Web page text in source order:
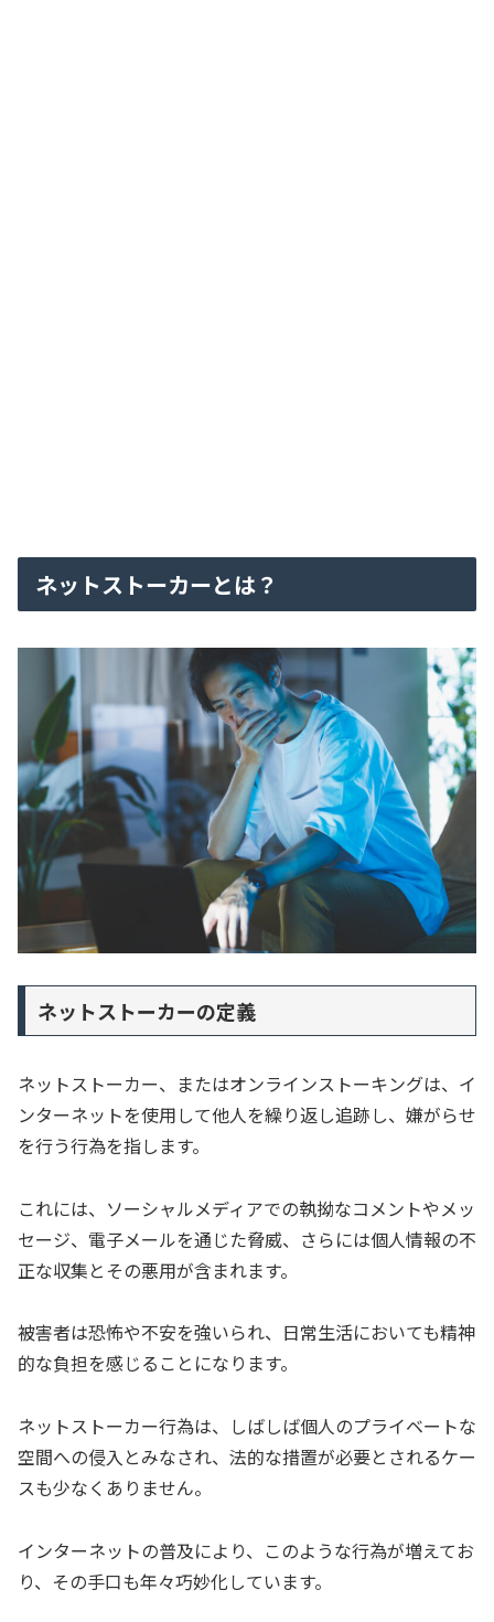
ネットストーカーとは？
ネットストーカーの定義
ネットストーカー、またはオンラインストーキングは、イ
ンターネットを使用して他人を繰り返し追跡し、嫌がらせ
を行う行為を指します。
これには、ソーシャルメディアでの執拗なコメントやメッ
セージ、電子メールを通じた脅威、さらには個人情報の不
正な収集とその悪用が含まれます。
被害者は恐怖や不安を強いられ、日常生活においても精神
的な負担を感じることになります。
ネットストーカー行為は、しばしば個人のプライベートな
空間への侵入とみなされ、法的な措置が必要とされるケー
スも少なくありません。
インターネットの普及により、このような行為が増えてお
り、その手口も年々巧妙化しています。